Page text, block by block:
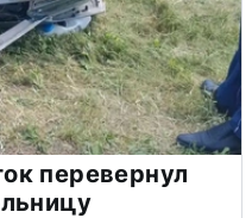
перевернул